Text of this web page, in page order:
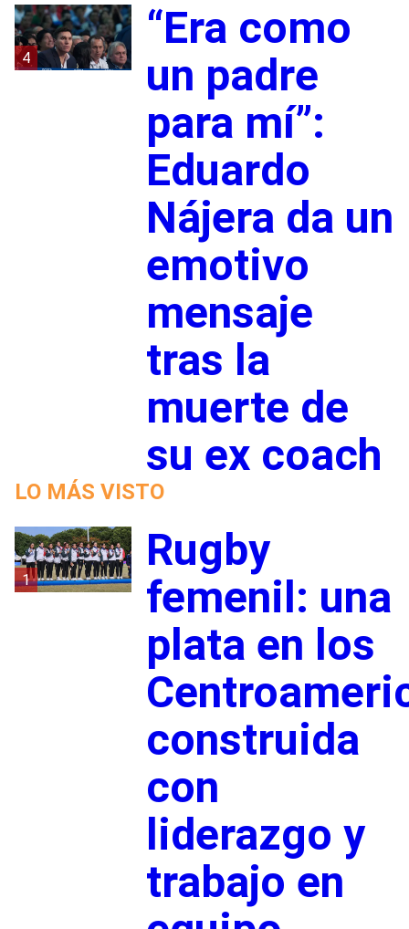
4
“Era como
un padre
para mí”:
Eduardo
Nájera da un
emotivo
mensaje
tras la
muerte de
su ex coach
LO MÁS VISTO
1
Rugby
femenil: una
plata en los
construida
con
liderazgo y
trabajo en